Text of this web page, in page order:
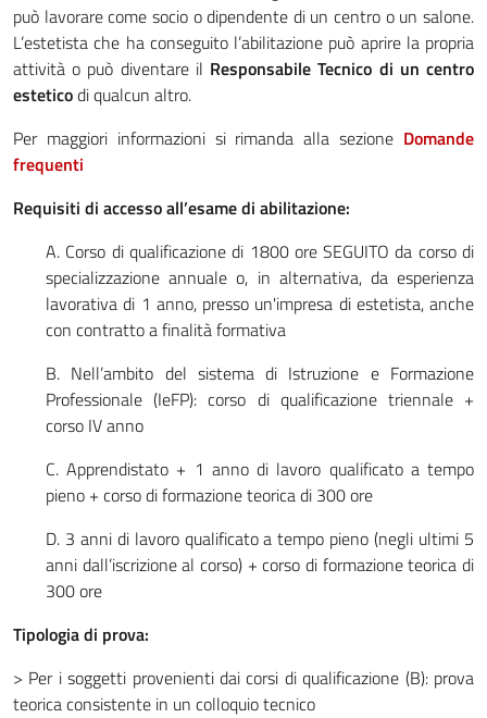
può lavorare come socio o dipendente di un centro o un salone.
L’estetista che ha conseguito l’abilitazione può aprire la propria
attività o può diventare il Responsabile Tecnico di un centro
esteticodi qualcun altro.
Per maggiori informazioni si rimanda alla sezione Domande
frequenti
Requisiti di accesso all’esame di abilitazione:
A. Corso di qualificazione di 1800 ore SEGUITO da corso di
specializzazione annuale o, in alternativa, da esperienza
lavorativa di 1 anno, presso un'impresa di estetista, anche
con contratto a finalità formativa
B. Nell’ambito del sistema di Istruzione e Formazione
Professionale (IeFP): corso di qualificazione triennale +
corso IV anno
C. Apprendistato + 1 anno di lavoro qualificato a tempo
pieno + corso di formazione teorica di 300 ore
D. 3 anni di lavoro qualificato a tempo pieno (negli ultimi 5
anni dall’iscrizione al corso) + corso di formazione teorica di
300 ore
Tipologia di prova:
> Per i soggetti provenienti dai corsi di qualificazione (B): prova
teorica consistente in un colloquio tecnico